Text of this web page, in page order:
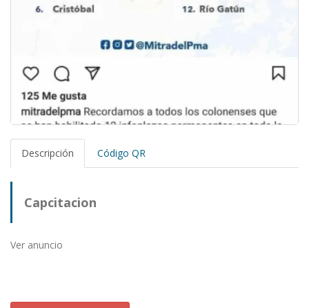
Descripción Código QR
Capcitacion
Ver anuncio